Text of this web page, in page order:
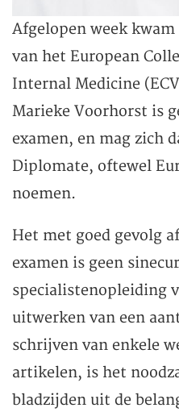
Afgelopen week
van het European
Internal Medicine
Marieke Voorhorst is
examen, en mag zich
Diplomate, oftewel
noemen.
Het met goed gevolg
examen is geen
specialistenopleiding
uitwerken van een
schrijven van enkele
artikelen, is het
bladzijden uit de